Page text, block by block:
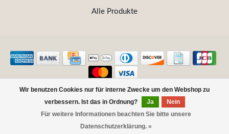
Wir benutzen Cookies nur für interne Zwecke um den Webshop zu
verbessern. Ist das in Ordnung?
Ja
Nein
Für weitere Informationen beachten Sie bitte unsere
Datenschutzerklärung. »
Alle Produkte
© Copyright 2026 WEINHERZ Kitzbühel - Die VINOTHEK in